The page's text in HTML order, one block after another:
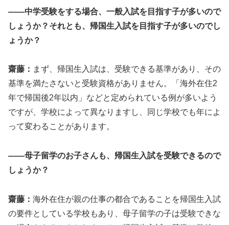
――中学受験をする場合、一般入試を目指す子が多いので
しょうか？それとも、帰国生入試を目指す子が多いのでし
ょうか？
齋藤： まず、帰国生入試は、受験できる基準があり、その
基準を満たさないと受験資格がありません。「海外在住2
年で帰国後2年以内」などと定められている例が多いよう
ですが、学校によって異なりますし、同じ学校でも年によ
って変わることがあります。
――母子留学のお子さんも、帰国生入試を受験できるので
しょうか？
齋藤： 海外在住が親の仕事の都合であることを帰国生入試
の要件としている学校もあり、母子留学の子は受験できな